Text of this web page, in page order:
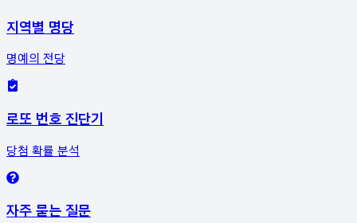
지역별 명당
명예의 전당
로또 번호 진단기
당첨 확률 분석
자주 묻는 질문